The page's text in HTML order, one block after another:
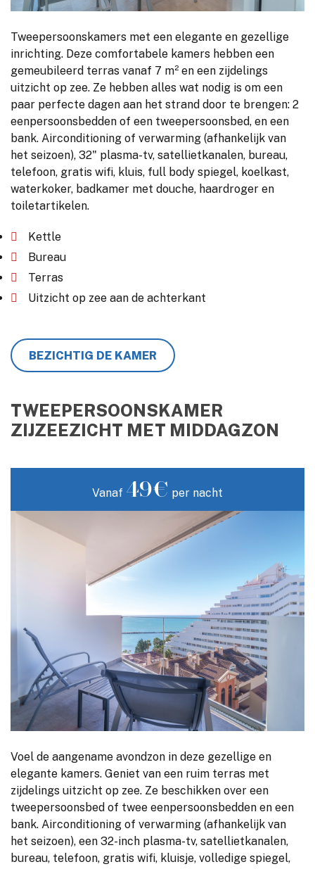
Tweepersoonskamers met een elegante en gezellige
inrichting. Deze comfortabele kamers hebben een
gemeubileerd terras vanaf 7 m² en een zijdelings
uitzicht op zee. Ze hebben alles wat nodig is om een ​​
paar perfecte dagen aan het strand door te brengen: 2
eenpersoonsbedden of een tweepersoonsbed, en een
bank. Airconditioning of verwarming (afhankelijk van
het seizoen), 32" plasma-tv, satellietkanalen, bureau,
telefoon, gratis wifi, kluis, full body spiegel, koelkast,
waterkoker, badkamer met douche, haardroger en
toiletartikelen.
Kettle
Bureau
Terras
Uitzicht op zee aan de achterkant
BEZICHTIG DE KAMER
TWEEPERSOONSKAMER
ZIJZEEZICHT MET MIDDAGZON
Vanaf 49€ per nacht
Voel de aangename avondzon in deze gezellige en
elegante kamers. Geniet van een ruim terras met
zijdelings uitzicht op zee. Ze beschikken over een
tweepersoonsbed of twee eenpersoonsbedden en een
bank. Airconditioning of verwarming (afhankelijk van
het seizoen), een 32-inch plasma-tv, satellietkanalen,
bureau, telefoon, gratis wifi, kluisje, volledige spiegel,